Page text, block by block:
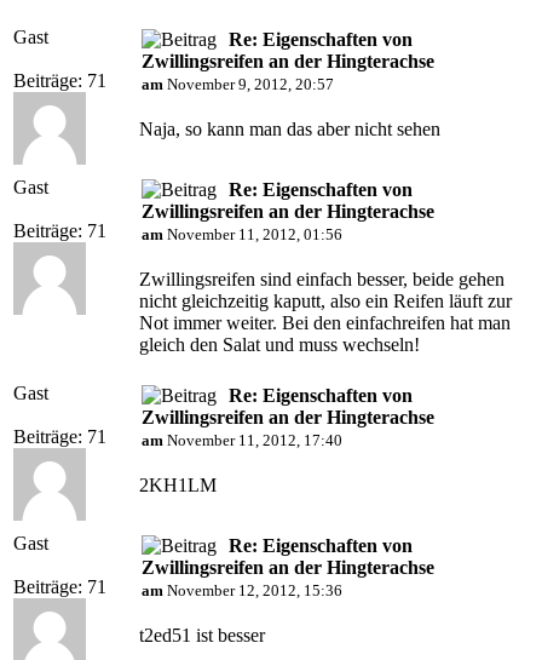
Gast
Beiträge: 71
Re: Eigenschaften von
Zwillingsreifen an der Hingterachse
am November 9, 2012, 20:57
Naja, so kann man das aber nicht sehen
Gast
Beiträge: 71
Re: Eigenschaften von
Zwillingsreifen an der Hingterachse
am November 11, 2012, 01:56
Zwillingsreifen sind einfach besser, beide gehen
nicht gleichzeitig kaputt, also ein Reifen läuft zur
Not immer weiter. Bei den einfachreifen hat man
gleich den Salat und muss wechseln!
Gast
Beiträge: 71
Re: Eigenschaften von
Zwillingsreifen an der Hingterachse
am November 11, 2012, 17:40
2KH1LM
Gast
Beiträge: 71
Re: Eigenschaften von
Zwillingsreifen an der Hingterachse
am November 12, 2012, 15:36
t2ed51 ist besser